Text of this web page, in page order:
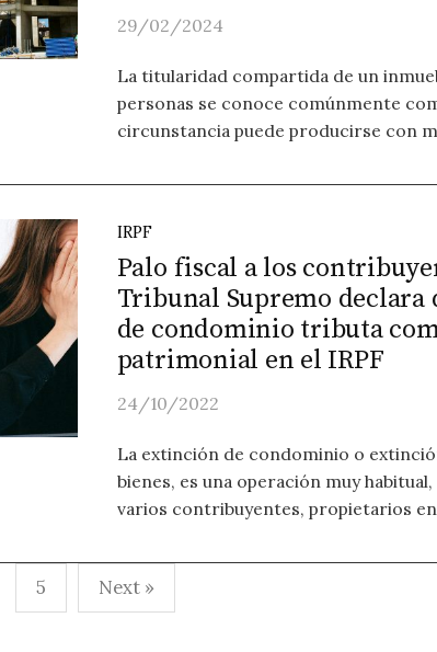
29/02/2024
La titularidad compartida de un
personas se conoce comúnmente
circunstancia puede producirse con
IRPF
Palo fiscal a los
Tribunal Supremo
de condominio tributa
patrimonial en el IRPF
24/10/2022
La extinción de condominio o
bienes, es una operación muy
varios contribuyentes, propietarios
5 Next »